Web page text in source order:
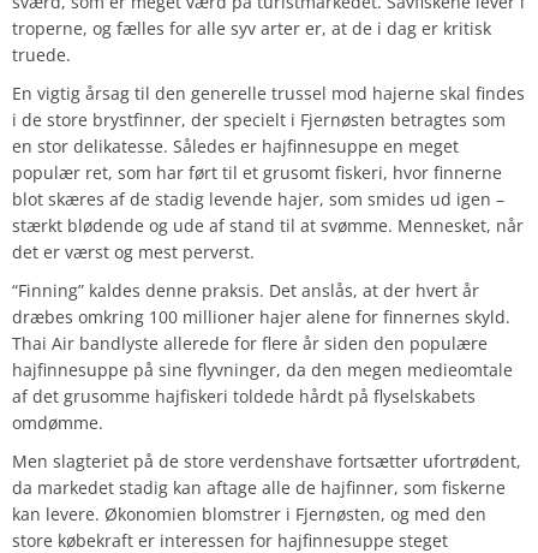
troperne, og fælles for alle syv arter er, at de i dag er kritisk
truede.
En vigtig årsag til den generelle trussel mod hajerne skal findes
i de store brystfinner, der specielt i Fjernøsten betragtes som
en stor delikatesse. Således er hajfinnesuppe en meget
populær ret, som har ført til et grusomt fiskeri, hvor finnerne
blot skæres af de stadig levende hajer, som smides ud igen –
stærkt blødende og ude af stand til at svømme. Mennesket, når
det er værst og mest perverst.
“Finning” kaldes denne praksis. Det anslås, at der hvert år
dræbes omkring 100 millioner hajer alene for finnernes skyld.
Thai Air bandlyste allerede for flere år siden den populære
hajfinnesuppe på sine flyvninger, da den megen medieomtale
af det grusomme hajfiskeri toldede hårdt på flyselskabets
omdømme.
Men slagteriet på de store verdenshave fortsætter ufortrødent,
da markedet stadig kan aftage alle de hajfinner, som fiskerne
kan levere. Økonomien blomstrer i Fjernøsten, og med den
store købekraft er interessen for hajfinnesuppe steget